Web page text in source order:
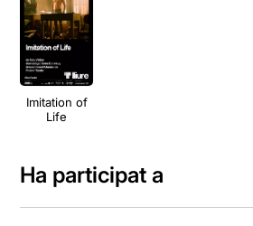
Imitation of
Life
Ha participat a